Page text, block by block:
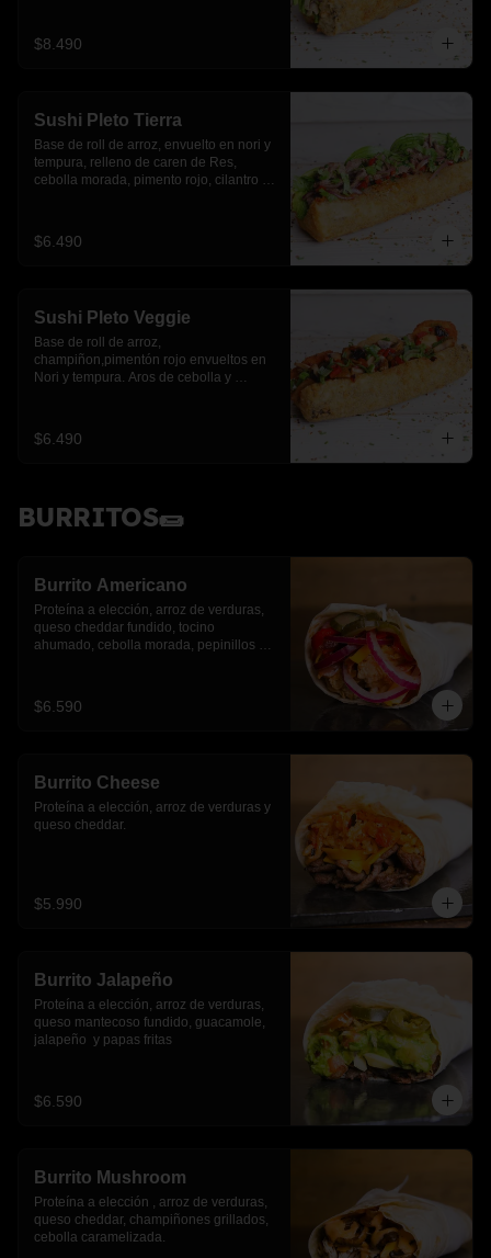
$8.490
Sushi Pleto Tierra
Base de roll de arroz, envuelto en nori y
tempura, relleno de caren de Res,
cebolla morada, pimento rojo, cilantro y
$6.490
Sushi Pleto Veggie
Base de roll de arroz,
champiñon,pimentón rojo envueltos en
Nori y tempura. Aros de cebolla y
$6.490
BURRITOS🌯
Burrito Americano
Proteína a elección, arroz de verduras,
queso cheddar fundido, tocino
ahumado, cebolla morada, pepinillos y
$6.590
Burrito Cheese
Proteína a elección, arroz de verduras y
queso cheddar.
$5.990
Burrito Jalapeño
Proteína a elección, arroz de verduras,
queso mantecoso fundido, guacamole,
jalapeño  y papas fritas
$6.590
Burrito Mushroom
Proteína a elección , arroz de verduras,
queso cheddar, champiñones grillados,
cebolla caramelizada.